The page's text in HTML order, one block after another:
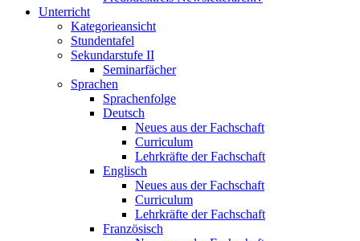
Unterricht
Kategorieansicht
Stundentafel
Sekundarstufe II
Seminarfächer
Sprachen
Sprachenfolge
Deutsch
Neues aus der Fachschaft
Curriculum
Lehrkräfte der Fachschaft
Englisch
Neues aus der Fachschaft
Curriculum
Lehrkräfte der Fachschaft
Französisch